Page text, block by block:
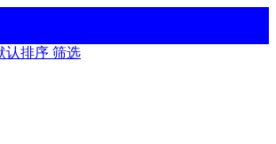
认排序 筛选